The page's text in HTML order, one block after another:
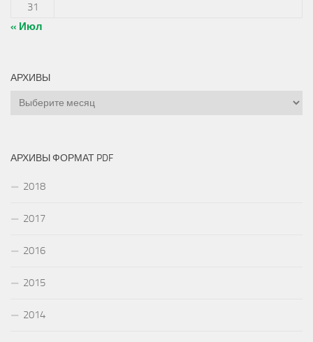
31
« Июл
АРХИВЫ
Архивы
АРХИВЫ ФОРМАТ PDF
2018
2017
2016
2015
2014